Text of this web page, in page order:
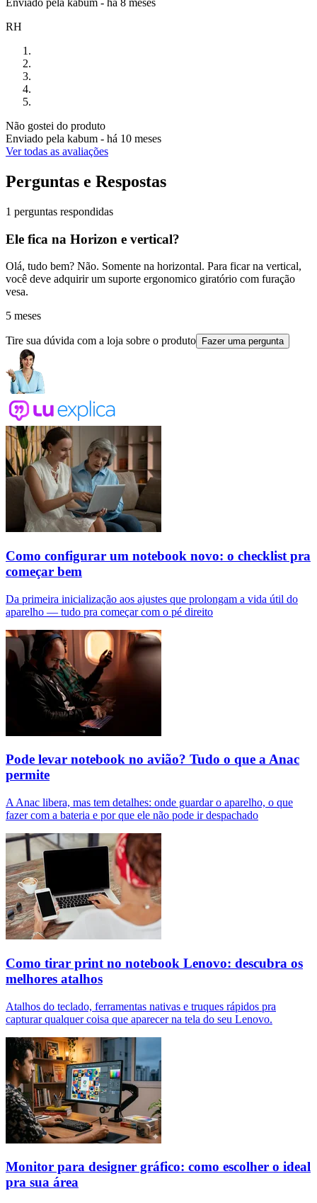
Enviado pela kabum - há 8 meses
RH
Não gostei do produto
Enviado pela kabum - há 10 meses
Ver todas as avaliações
Perguntas e Respostas
1 perguntas respondidas
Ele fica na Horizon e vertical?
Olá, tudo bem? Não. Somente na horizontal. Para ficar na vertical,
você deve adquirir um suporte ergonomico giratório com furação
vesa.
5 meses
Tire sua dúvida com a loja sobre o produto Fazer uma pergunta
Como configurar um notebook novo: o checklist pra
começar bem
Da primeira inicialização aos ajustes que prolongam a vida útil do
aparelho — tudo pra começar com o pé direito
Pode levar notebook no avião? Tudo o que a Anac
permite
A Anac libera, mas tem detalhes: onde guardar o aparelho, o que
fazer com a bateria e por que ele não pode ir despachado
Como tirar print no notebook Lenovo: descubra os
melhores atalhos
Atalhos do teclado, ferramentas nativas e truques rápidos pra
capturar qualquer coisa que aparecer na tela do seu Lenovo.
Monitor para designer gráfico: como escolher o ideal
pra sua área